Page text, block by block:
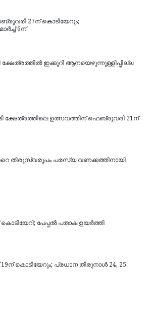
27ന് കൊടിയേറും;
6ന്
ക്ഷേത്രത്തിൽ ഇക്കുറി ആനയെഴുന്നുള്ളിപ്പില്ല
ക്ഷേത്രത്തിലെ ഉത്സവത്തിന് ഫെബ്രുവരി 21ന്
തിരുസ്വരൂപം പരസ്യ വണക്കത്തിനായി
പേപ്പൽ പതാക ഉയർത്തി
കൊടിയേറും; പ്രധാന തിരുനാൾ 24, 25